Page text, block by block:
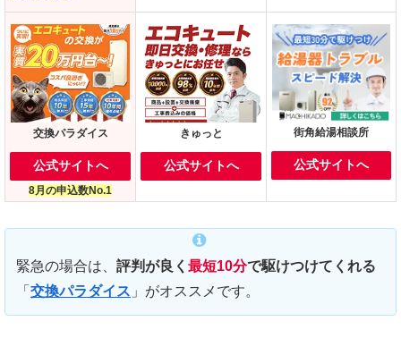
交換パラダイス
公式サイトへ
8月の申込数No.1
きゅっと
公式サイトへ
街角給湯相談所
公式サイトへ
緊急の場合は、 評判が良く 最短10分で駆けつけてくれる
「 交換パラダイス 」がオススメです。